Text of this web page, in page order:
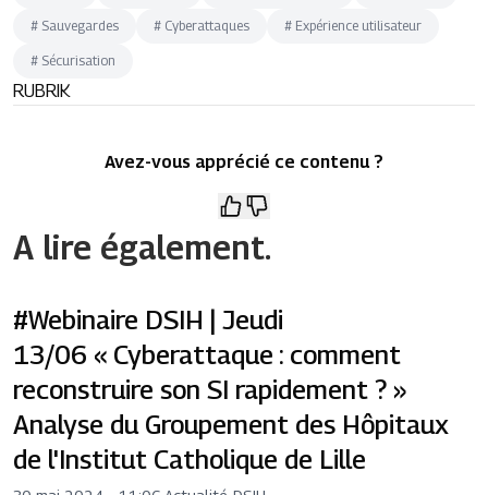
# Sauvegardes # Cyberattaques # Expérience utilisateur
# Sécurisation
RUBRIK
Avez-vous apprécié ce contenu ?
A lire également.
#Webinaire DSIH | Jeudi
13/06 « Cyberattaque : comment
reconstruire son SI rapidement ? »
Analyse du Groupement des Hôpitaux
de l'Institut Catholique de Lille